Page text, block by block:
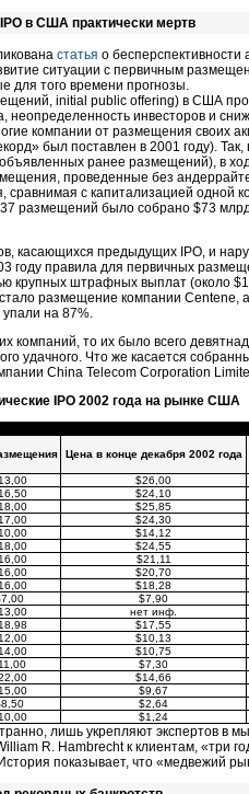
в США практически мертв
статья о бесперспективности
ситуации с первичным
для того времени прогнозы.
initial public offering) в США
инвесторов и
компании от размещения своих
был поставлен в 2001 году). Так,
ранее размещений), в
проведенные без
с капитализацией одной
размещений было собрано $73
касающихся предыдущих IPO, и
правила для первичных
штрафных выплат (около
размещение компании Centene,
на 87%.
компаний, то их было всего
удачного. Что же касается
China Telecom Corporation
IPO 2002 года на рынке США
Цена в конце декабря 2002 года
$26,00
$24,10
$25,85
$24,30
$14,12
$24,55
$21,11
$20,70
$18,28
$7,90
нет инф.
$17,55
$10,13
$10,75
$7,30
$14,66
$9,67
$2,64
$1,24
лишь укрепляют экспертов в
R. Hambrecht к клиентам, «три
показывает, что «медвежий